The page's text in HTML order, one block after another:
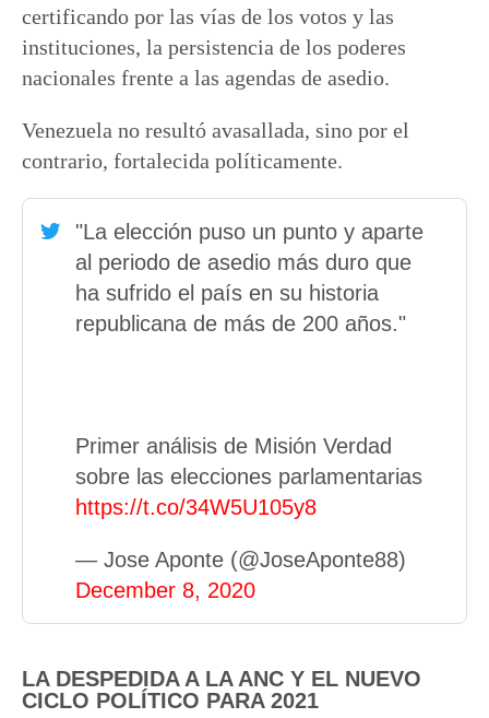
certificando por las vías de los votos y las
instituciones, la persistencia de los poderes
nacionales frente a las agendas de asedio.
Venezuela no resultó avasallada, sino por el
contrario, fortalecida políticamente.
"La elección puso un punto y aparte
al periodo de asedio más duro que
ha sufrido el país en su historia
republicana de más de 200 años."
Primer análisis de Misión Verdad
sobre las elecciones parlamentarias
https://t.co/34W5U105y8
— Jose Aponte (@JoseAponte88)
December 8, 2020
LA DESPEDIDA A LA ANC Y EL NUEVO
CICLO POLÍTICO PARA 2021